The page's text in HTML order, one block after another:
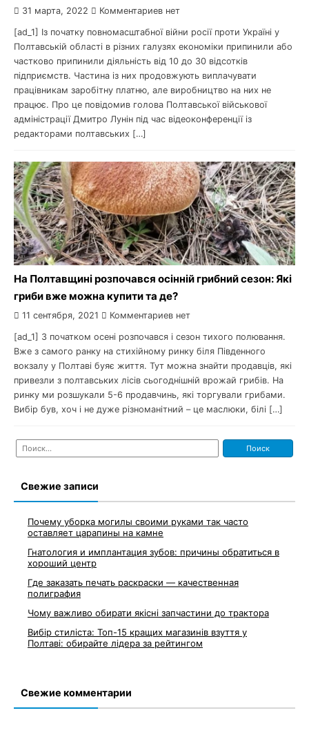
31 марта, 2022 Комментариев нет
[ad_1] Із початку повномасштабної війни росії проти Україні у
Полтавській області в різних галузях економіки припинили або
частково припинили діяльність від 10 до 30 відсотків
підприємств. Частина із них продовжують виплачувати
працівникам заробітну платню, але виробництво на них не
працює. Про це повідомив голова Полтавської військової
адміністрації Дмитро Лунін під час відеоконференції із
редакторами полтавських […]
На Полтавщині розпочався осінній грибний сезон: Які
гриби вже можна купити та де?
11 сентября, 2021 Комментариев нет
[ad_1] З початком осені розпочався і сезон тихого полювання.
Вже з самого ранку на стихійному ринку біля Південного
вокзалу у Полтаві буяє життя. Тут можна знайти продавців, які
привезли з полтавських лісів сьогоднішній врожай грибів. На
ринку ми розшукали 5-6 продавчинь, які торгували грибами.
Вибір був, хоч і не дуже різноманітний – це маслюки, білі […]
Найти:
Свежие записи
Почему уборка могилы своими руками так часто
оставляет царапины на камне
Гнатология и имплантация зубов: причины обратиться в
хороший центр
Где заказать печать раскраски — качественная
полиграфия
Чому важливо обирати якісні запчастини до трактора
Вибір стиліста: Топ-15 кращих магазинів взуття у
Полтаві: обирайте лідера за рейтингом
Свежие комментарии